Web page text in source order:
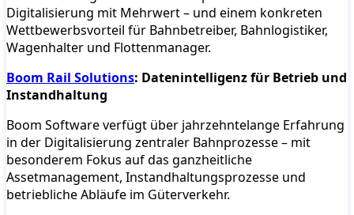
Digitalisierung mit Mehrwert – und einem konkreten
Wettbewerbsvorteil für Bahnbetreiber, Bahnlogistiker,
Wagenhalter und Flottenmanager.
Boom Rail Solutions: Datenintelligenz für Betrieb und
Instandhaltung
Boom Software verfügt über jahrzehntelange Erfahrung
in der Digitalisierung zentraler Bahnprozesse – mit
besonderem Fokus auf das ganzheitliche
Assetmanagement, Instandhaltungsprozesse und
betriebliche Abläufe im Güterverkehr.